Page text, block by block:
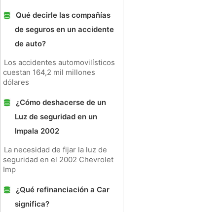
Qué decirle las compañías
de seguros en un accidente
de auto?
Los accidentes automovilísticos
cuestan 164,2 mil millones
dólares
¿Cómo deshacerse de un
Luz de seguridad en un
Impala 2002
La necesidad de fijar la luz de
seguridad en el 2002 Chevrolet
Imp
¿Qué refinanciación a Car
significa?